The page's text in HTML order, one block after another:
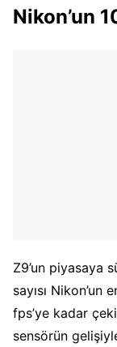
Nikon’un
Z9’un piyasaya
sayısı
fps’ye kadar
sensörün